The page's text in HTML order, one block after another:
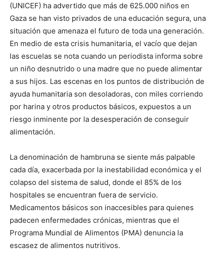
(UNICEF) ha advertido que más de 625.000 niños en
Gaza se han visto privados de una educación segura, una
situación que amenaza el futuro de toda una generación.
En medio de esta crisis humanitaria, el vacío que dejan
las escuelas se nota cuando un periodista informa sobre
un niño desnutrido o una madre que no puede alimentar
a sus hijos. Las escenas en los puntos de distribución de
ayuda humanitaria son desoladoras, con miles corriendo
por harina y otros productos básicos, expuestos a un
riesgo inminente por la desesperación de conseguir
alimentación.
La denominación de hambruna se siente más palpable
cada día, exacerbada por la inestabilidad económica y el
colapso del sistema de salud, donde el 85% de los
hospitales se encuentran fuera de servicio.
Medicamentos básicos son inaccesibles para quienes
padecen enfermedades crónicas, mientras que el
Programa Mundial de Alimentos (PMA) denuncia la
escasez de alimentos nutritivos.